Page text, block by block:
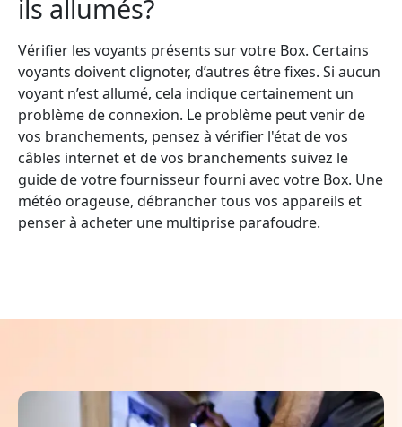
ils allumés?
Vérifier les voyants présents sur votre Box. Certains
voyants doivent clignoter, d’autres être fixes. Si aucun
voyant n’est allumé, cela indique certainement un
problème de connexion. Le problème peut venir de
vos branchements, pensez à vérifier l'état de vos
câbles internet et de vos branchements suivez le
guide de votre fournisseur fourni avec votre Box. Une
météo orageuse, débrancher tous vos appareils et
penser à acheter une multiprise parafoudre.